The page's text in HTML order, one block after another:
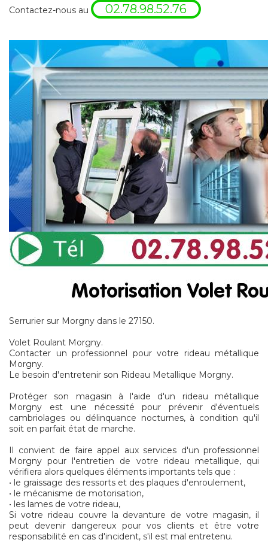
Contactez-nous au
02.78.98.52.76
Serrurier sur Morgny dans le 27150.
Volet Roulant Morgny.
Contacter un professionnel pour votre rideau métallique
Morgny.
Le besoin d'entretenir son Rideau Metallique Morgny.
Protéger son magasin à l'aide d'un rideau métallique
Morgny est une nécessité pour prévenir d'éventuels
cambriolages ou délinquance nocturnes, à condition qu'il
soit en parfait état de marche.
Il convient de faire appel aux services d'un professionnel
Morgny pour l'entretien de votre rideau metallique, qui
vérifiera alors quelques éléments importants tels que :
• le graissage des ressorts et des plaques d'enroulement,
• le mécanisme de motorisation,
• les lames de votre rideau,
Si votre rideau couvre la devanture de votre magasin, il
peut devenir dangereux pour vos clients et être votre
responsabilité en cas d'incident, s'il est mal entretenu.